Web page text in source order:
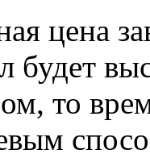
цена
будет
то